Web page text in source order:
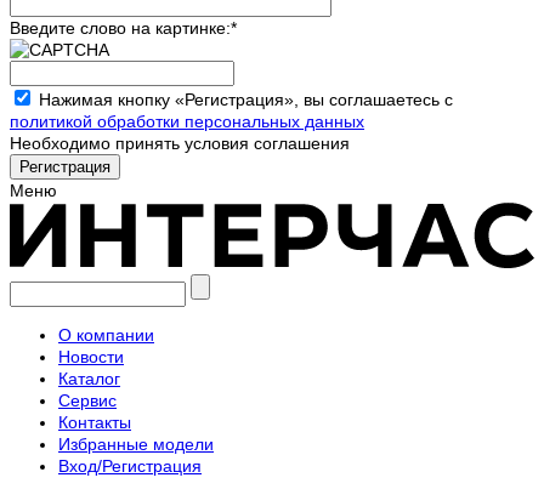
Введите слово на картинке:*
Нажимая кнопку «Регистрация», вы соглашаетесь с
политикой обработки персональных данных
Необходимо принять условия соглашения
Меню
О компании
Новости
Каталог
Сервис
Контакты
Избранные модели
Вход/Регистрация